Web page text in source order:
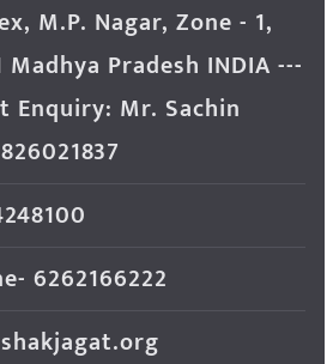
M.P. Nagar, Zone - 1,
Madhya Pradesh INDIA ---
Enquiry: Mr. Sachin
6262166222